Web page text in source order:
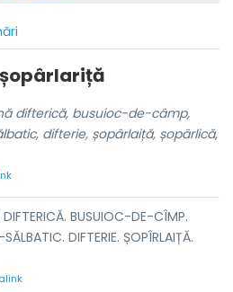
șopârlariță
difterică, busuioc-de-câmp,
difterie, șopârlaiță, șopârlică,
DIFTERICĂ. BUSUIOC-DE-CÎMP.
DIFTERIE. ȘOPÎRLAIȚĂ.